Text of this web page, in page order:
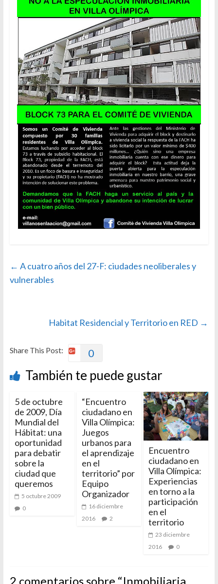
← A cuatro años del 27-F: ciudades neoliberales y
vulnerables
Habitat Residencial y Territorio en RED →
Share This Post: 0
También te puede gustar
5 de octubre
de 2009, Día
Mundial del
Hábitat: una
oportunidad
para debatir
sobre la
ciudad que
queremos
5 octubre 2009
0
“Encuentro
ciudadano en
Villa Olímpica:
Juegos
urbanos para
el aprendizaje
en el
territorio” por
Equipo
Organizador
16 diciembre
2016
2
Encuentro
ciudadano en
Villa Olímpica:
Experiencias
en torno a la
participación
en el
territorio
23 diciembre
2016
0
2 comentarios sobre “Inmobiliaria